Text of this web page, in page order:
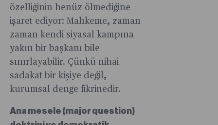
özelliğinin henüz ölmediğine
işaret ediyor: Mahkeme, zaman
zaman kendi siyasal kampına
yakın bir başkanı bile
sınırlayabilir. Çünkü nihai
sadakat bir kişiye değil,
kurumsal denge fikrinedir.
Ana mesele (major question)